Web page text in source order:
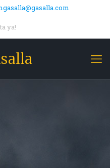
ya!